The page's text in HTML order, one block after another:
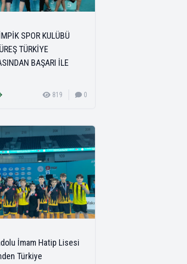
SPOR KULÜBÜ
TÜRKİYE
BAŞARI İLE
819 0
İmam Hatip Lisesi
Türkiye